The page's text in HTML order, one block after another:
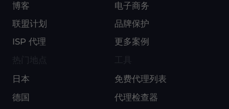
博客
联盟计划
ISP 代理
电子商务
品牌保护
更多案例
日本
德国
免费代理列表
代理检查器